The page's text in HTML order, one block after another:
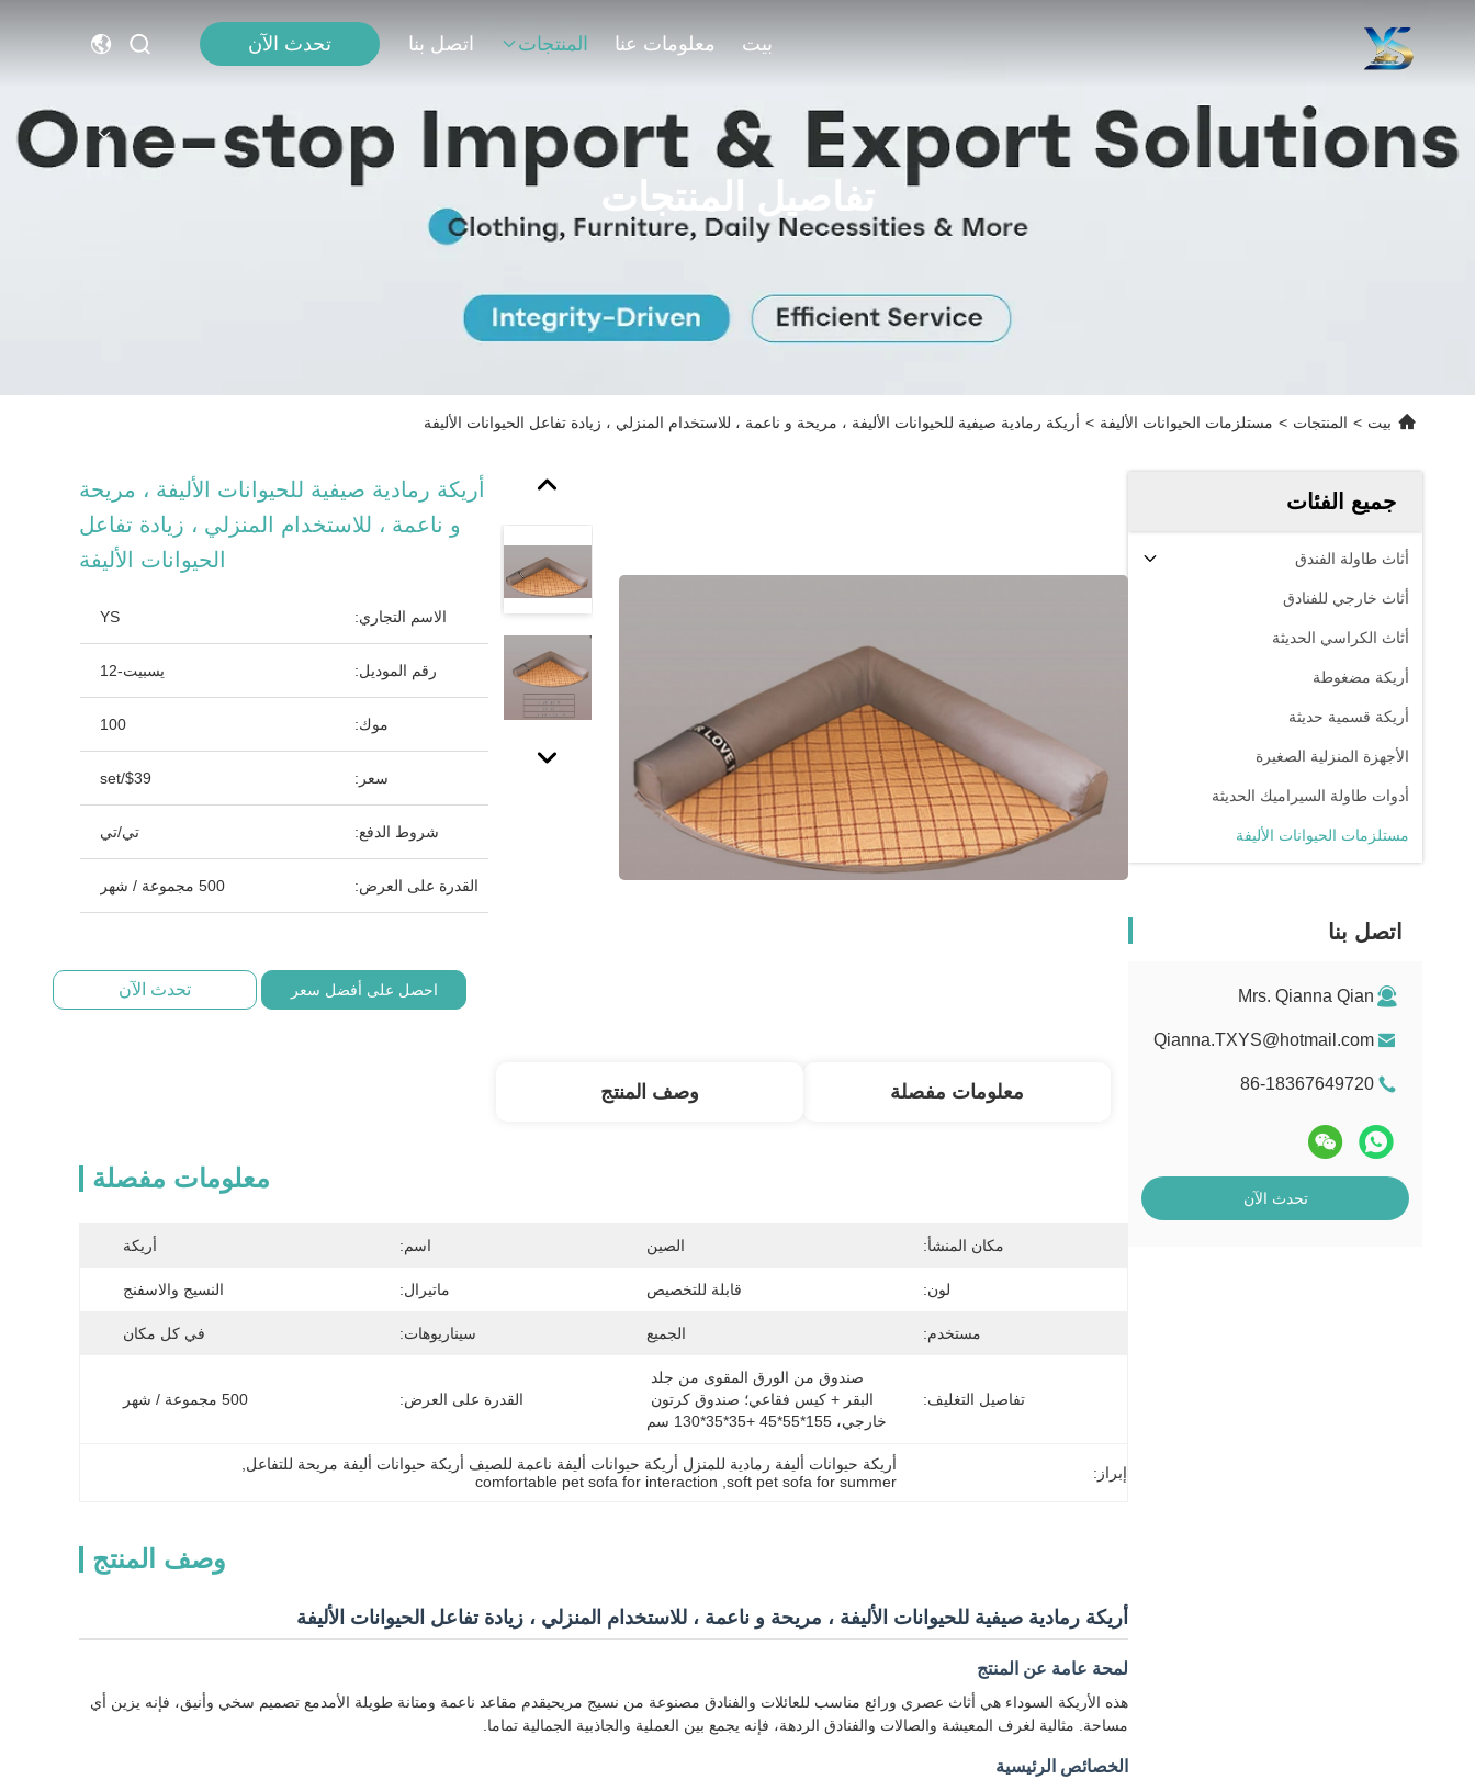
بيت معلومات عنا المنتجات اتصل بنا تحدث الآن
تفاصيل المنتجات
بيت > المنتجات > مستلزمات الحيوانات الأليفة > أريكة رمادية صيفية للحيوانات الأليفة ، مريحة و ناعمة ، للاستخدام المنزلي ، زيادة تفاعل الحيوانات الأليفة
جميع الفئات
أثاث طاولة الفندق
أثاث خارجي للفنادق
أثاث الكراسي الحديثة
أريكة مضغوطة
أريكة قسمية حديثة
الأجهزة المنزلية الصغيرة
أدوات طاولة السيراميك الحديثة
مستلزمات الحيوانات الأليفة
اتصل بنا
Mrs. Qianna Qian
Qianna.TXYS@hotmail.com
86-18367649720
تحدث الآن
أريكة رمادية صيفية للحيوانات الأليفة ، مريحة
و ناعمة ، للاستخدام المنزلي ، زيادة تفاعل
الحيوانات الأليفة
الاسم التجاري: YS
رقم الموديل: يسبيت-12
موك: 100
سعر: $39/set
شروط الدفع: تي/تي
القدرة على العرض: 500 مجموعة / شهر
احصل على أفضل سعر تحدث الآن
معلومات مفصلة وصف المنتج
معلومات مفصلة
مكان المنشأ: الصين اسم: أريكة
لون: قابلة للتخصيص ماتيرال: النسيج والاسفنج
مستخدم: الجميع سيناريوهات: في كل مكان
تفاصيل التغليف:
خارجي، 155*55*45 +35*35*130 سم
القدرة على العرض: 500 مجموعة / شهر
إبراز: أريكة حيوانات أليفة رمادية للمنزل أريكة حيوانات أليفة ناعمة للصيف أريكة حيوانات أليفة مريحة للتفاعل
soft pet sofa for summer
comfortable pet sofa for interaction
وصف المنتج
أريكة رمادية صيفية للحيوانات الأليفة ، مريحة و ناعمة ، للاستخدام المنزلي ، زيادة تفاعل الحيوانات الأليفة
لمحة عامة عن المنتج
هذه الأريكة السوداء هي أثاث عصري ورائع مناسب للعائلات والفنادق مصنوعة من نسيج مريحيقدم مقاعد ناعمة ومتانة طويلة الأمدمع تصميم سخي وأنيق، فإنه يزين أي
مساحة. مثالية لغرف المعيشة والصالات والفنادق الردهة، فإنه يجمع بين العملية والجاذبية الجمالية تماما.
الخصائص الرئيسية